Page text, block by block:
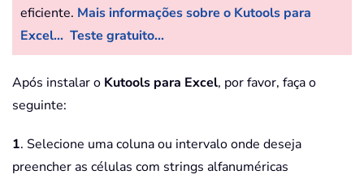
eficiente. Mais informações sobre o Kutools para
Excel... Teste gratuito...
Após instalar o Kutools para Excel, por favor, faça o
seguinte:
1. Selecione uma coluna ou intervalo onde deseja
preencher as células com strings alfanuméricas